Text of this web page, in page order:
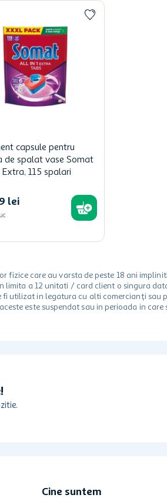
capsule pentru
de spalat vase Somat
Extra, 115 spalari
lei
fizice care au varsta de peste 18 ani
limita a 12 unitati / card client o singura
utilizat in legatura cu alti comercianți
este suspendat sau in perioada in
Cine suntem